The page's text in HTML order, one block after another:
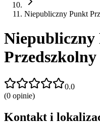
Niepubliczny Punkt
0.0
(0 opinie)
Kontakt i